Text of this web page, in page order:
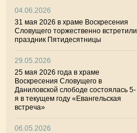
04.06.2026
31 мая 2026 в храме Воскресения
Словущего торжественно встретили
праздник Пятидесятницы
29.05.2026
25 мая 2026 года в храме
Воскресения Словущего в
Даниловской слободе состоялась 5-
я в текущем году «Евангельская
встреча»
06.05.2026